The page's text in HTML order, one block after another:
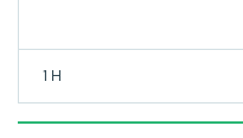
1 H